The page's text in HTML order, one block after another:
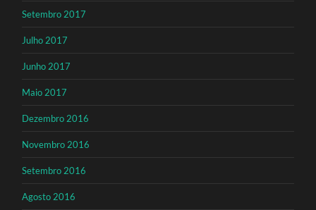
Setembro 2017
Julho 2017
Junho 2017
Maio 2017
Dezembro 2016
Novembro 2016
Setembro 2016
Agosto 2016